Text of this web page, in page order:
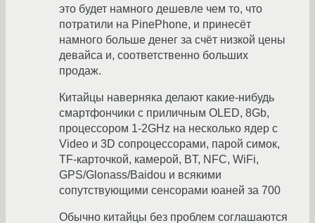
это будет намного дешевле чем то, что
потратили на PinePhone, и принесёт
намного больше денег за счёт низкой цены
девайса и, соответственно больших
продаж.
Китайцы наверняка делают какие-нибудь
смартфончики с приличным OLED, 8Gb,
процессором 1-2GHz на несколько ядер с
Video и 3D сопроцессорами, парой симок,
TF-карточкой, камерой, BT, NFC, WiFi,
GPS/Glonass/Baidou и всякими
сопутствующими сенсорами юаней за 700
Обычно китайцы без проблем соглашаются